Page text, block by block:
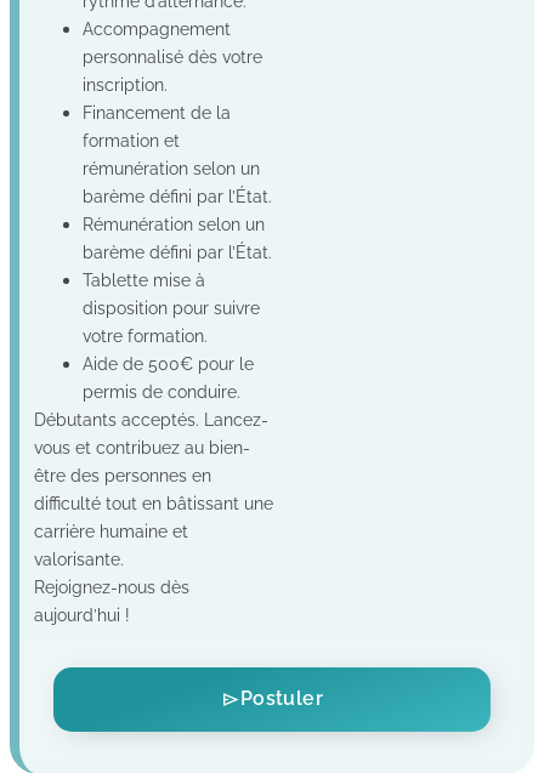
Accompagnement
personnalisé dès votre
inscription.
Financement de la
formation et
rémunération selon un
barème défini par l’État.
Rémunération selon un
barème défini par l’État.
Tablette mise à
disposition pour suivre
votre formation.
Aide de 500€ pour le
permis de conduire.
Débutants acceptés. Lancez-
vous et contribuez au bien-
être des personnes en
difficulté tout en bâtissant une
carrière humaine et
valorisante.
Rejoignez-nous dès
aujourd’hui !
Postuler